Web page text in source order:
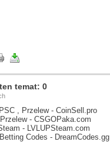
temat: 0
, Przelew - CoinSell.pro
- CSGOPaka.com
- LVLUPSteam.com
Codes - DreamCodes.gg